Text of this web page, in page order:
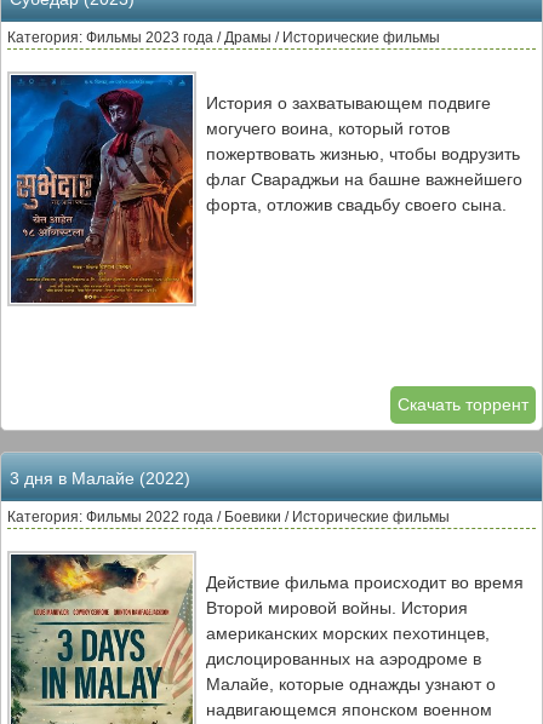
Категория: Фильмы 2023 года / Драмы / Исторические фильмы
История о захватывающем подвиге
могучего воина, который готов
пожертвовать жизнью, чтобы водрузить
флаг Свараджьи на башне важнейшего
форта, отложив свадьбу своего сына.
Скачать торрент
3 дня в Малайе (2022)
Категория: Фильмы 2022 года / Боевики / Исторические фильмы
Действие фильма происходит во время
Второй мировой войны. История
американских морских пехотинцев,
дислоцированных на аэродроме в
Малайе, которые однажды узнают о
надвигающемся японском военном